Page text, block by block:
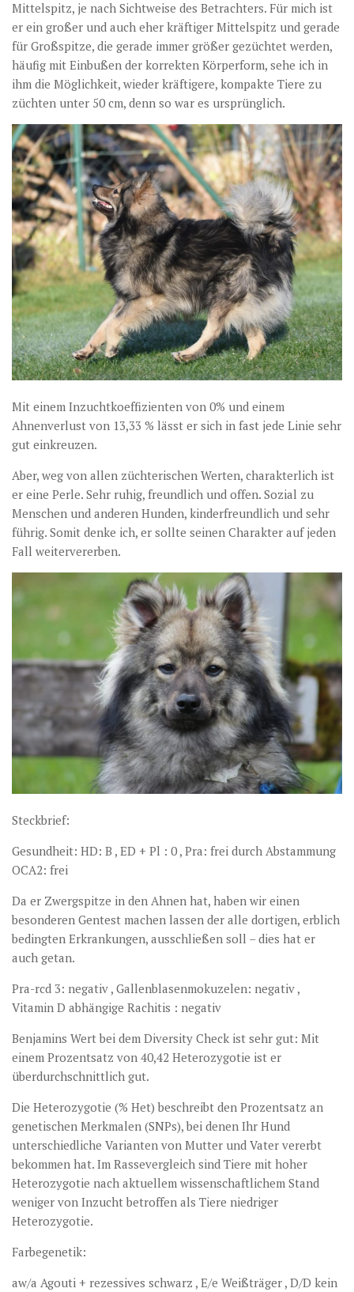
Mittelspitz, je nach Sichtweise des Betrachters. Für mich ist
er ein großer und auch eher kräftiger Mittelspitz und gerade
für Großspitze, die gerade immer größer gezüchtet werden,
häufig mit Einbußen der korrekten Körperform, sehe ich in
ihm die Möglichkeit, wieder kräftigere, kompakte Tiere zu
züchten unter 50 cm, denn so war es ursprünglich.
Mit einem Inzuchtkoeffizienten von 0% und einem
Ahnenverlust von 13,33 % lässt er sich in fast jede Linie sehr
gut einkreuzen.
Aber, weg von allen züchterischen Werten, charakterlich ist
er eine Perle. Sehr ruhig, freundlich und offen. Sozial zu
Menschen und anderen Hunden, kinderfreundlich und sehr
führig. Somit denke ich, er sollte seinen Charakter auf jeden
Fall weitervererben.
Steckbrief:
Gesundheit: HD: B , ED + Pl : 0 , Pra: frei durch Abstammung
OCA2: frei
Da er Zwergspitze in den Ahnen hat, haben wir einen
besonderen Gentest machen lassen der alle dortigen, erblich
bedingten Erkrankungen, ausschließen soll – dies hat er
auch getan.
Pra-rcd 3: negativ , Gallenblasenmokuzelen: negativ ,
Vitamin D abhängige Rachitis : negativ
Benjamins Wert bei dem Diversity Check ist sehr gut: Mit
einem Prozentsatz von 40,42 Heterozygotie ist er
überdurchschnittlich gut.
Die Heterozygotie (% Het) beschreibt den Prozentsatz an
genetischen Merkmalen (SNPs), bei denen Ihr Hund
unterschiedliche Varianten von Mutter und Vater vererbt
bekommen hat. Im Rassevergleich sind Tiere mit hoher
Heterozygotie nach aktuellem wissenschaftlichem Stand
weniger von Inzucht betroffen als Tiere niedriger
Heterozygotie.
Farbegenetik:
aw/a Agouti + rezessives schwarz , E/e Weißträger , D/D kein